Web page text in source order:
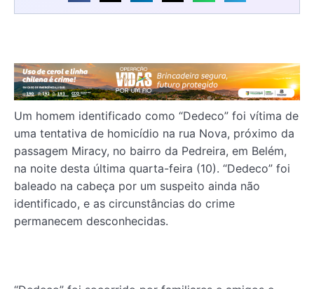
Um homem identificado como “Dedeco” foi vítima de
uma tentativa de homicídio na rua Nova, próximo da
passagem Miracy, no bairro da Pedreira, em Belém,
na noite desta última quarta-feira (10). “Dedeco” foi
baleado na cabeça por um suspeito ainda não
identificado, e as circunstâncias do crime
permanecem desconhecidas.